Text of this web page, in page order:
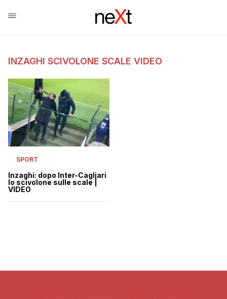
INZAGHI SCIVOLONE SCALE VIDEO
SPORT
Inzaghi: dopo Inter-Cagliari
lo scivolone sulle scale |
VIDEO